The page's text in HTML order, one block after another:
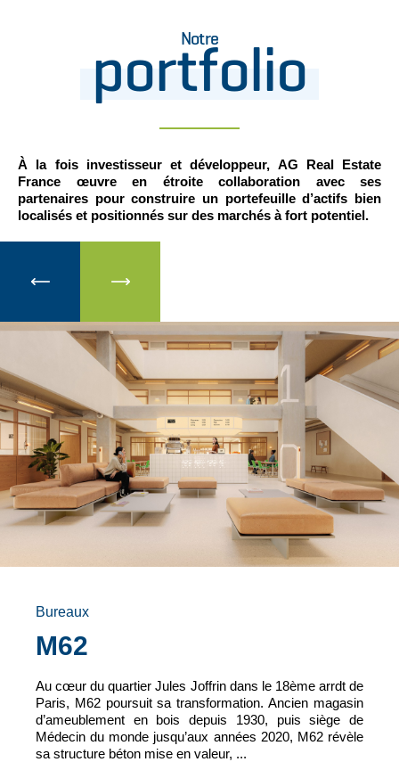
Notre
portfolio
À la fois investisseur et développeur, AG Real Estate
France œuvre en étroite collaboration avec ses
partenaires pour construire un portefeuille d’actifs bien
localisés et positionnés sur des marchés à fort potentiel.
Bureaux
M62
Au cœur du quartier Jules Joffrin dans le 18ème arrdt de
Paris, M62 poursuit sa transformation. Ancien magasin
d’ameublement en bois depuis 1930, puis siège de
Médecin du monde jusqu’aux années 2020, M62 révèle
sa structure béton mise en valeur, ...